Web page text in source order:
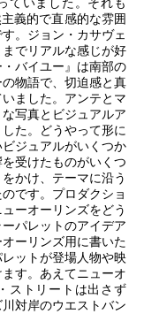
義的で直感的な雰囲
。ジョン・カサヴェ
でリアルな感じが好
バイユー』は南部の
物語で、切迫感と真
ました。アンテとマ
写真とビジュアルア
た。どうやって形に
ジュアルがいくつか
受けたものがいくつ
かけ、テーマに沿う
です。プロダクショ
ーオーリンズをどう
パレットのアイデア
ーリンズ用に書いた
ットが登場人物や映
す。あえてニューオ
ストリートは出さず
対岸のウエストバン